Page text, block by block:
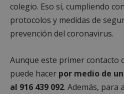
colegio. Eso sí, cumpliendo
protocolos y medidas de
prevención del coronavirus.
Aunque este primer contacto
puede hacer por medio de
al 916 439 092. Además, para